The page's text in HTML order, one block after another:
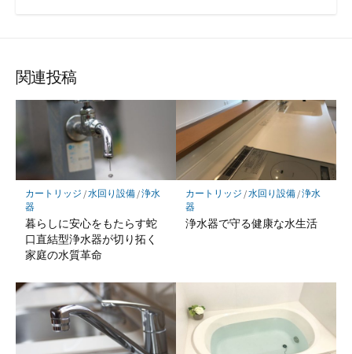
関連投稿
カートリッジ /水回り設備/浄水
器
暮らしに安心をもたらす蛇
口直結型浄水器が切り拓く
家庭の水質革命
カートリッジ /水回り設備/浄水
器
浄水器で守る健康な水生活